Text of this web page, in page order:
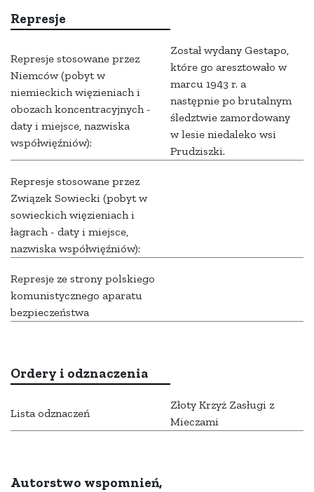
Represje
Represje stosowane przez
Niemców (pobyt w
niemieckich więzieniach i
obozach koncentracyjnych -
daty i miejsce, nazwiska
współwięźniów):
Został wydany Gestapo,
które go aresztowało w
marcu 1943 r. a
następnie po brutalnym
śledztwie zamordowany
w lesie niedaleko wsi
Prudziszki.
Represje stosowane przez
Związek Sowiecki (pobyt w
sowieckich więzieniach i
łagrach - daty i miejsce,
nazwiska współwięźniów):
Represje ze strony polskiego
komunistycznego aparatu
bezpieczeństwa
Ordery i odznaczenia
Lista odznaczeń
Złoty Krzyż Zasługi z
Mieczami
Autorstwo wspomnień,